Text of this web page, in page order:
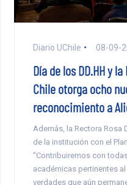
Diario UChile 08-09-
Día de los DD.HH y
Chile otorga ocho
reconocimiento a
Además, la Rectora
de la institución con el
“Contribuiremos con
académicas pertinentes
verdades que aún